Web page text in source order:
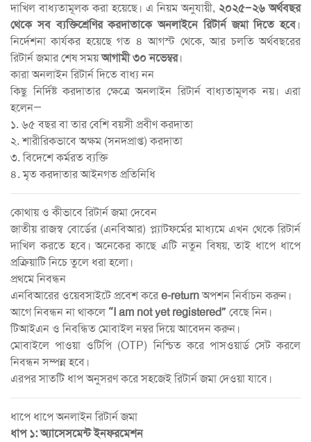
দাখিল বাধ্যতামূলক করা হয়েছে। এ নিয়ম অনুযায়ী, ২০২৫–২৬ অর্থবছর
থেকে সব ব্যক্তিশ্রেণির করদাতাকে অনলাইনে রিটার্ন জমা দিতে হবে।
নির্দেশনা কার্যকর হয়েছে গত ৪ আগস্ট থেকে, আর চলতি অর্থবছরের
রিটার্ন জমার শেষ সময়আগামী ৩০ নভেম্বর।
কারা অনলাইন রিটার্ন দিতে বাধ্য নন
কিছু নির্দিষ্ট করদাতার ক্ষেত্রে অনলাইন রিটার্ন বাধ্যতামূলক নয়। এরা
হলেন—
১. ৬৫ বছর বা তার বেশি বয়সী প্রবীণ করদাতা
২. শারীরিকভাবে অক্ষম (সনদপ্রাপ্ত) করদাতা
৩. বিদেশে কর্মরত ব্যক্তি
৪. মৃত করদাতার আইনগত প্রতিনিধি
কোথায় ও কীভাবে রিটার্ন জমা দেবেন
জাতীয় রাজস্ব বোর্ডের (এনবিআর) প্ল্যাটফর্মের মাধ্যমে এখন থেকে রিটার্ন
দাখিল করতে হবে। অনেকের কাছে এটি নতুন বিষয়, তাই ধাপে ধাপে
প্রক্রিয়াটি নিচে তুলে ধরা হলো।
প্রথমে নিবন্ধন
এনবিআরের ওয়েবসাইটে প্রবেশ করেe-returnঅপশন নির্বাচন করুন।
আগে নিবন্ধন না থাকলে “I am not yet registered” বেছে নিন।
টিআইএন ও নিবন্ধিত মোবাইল নম্বর দিয়ে আবেদন করুন।
মোবাইলে পাওয়া ওটিপি (OTP) নিশ্চিত করে পাসওয়ার্ড সেট করলে
নিবন্ধন সম্পন্ন হবে।
এরপর সাতটি ধাপ অনুসরণ করে সহজেই রিটার্ন জমা দেওয়া যাবে।
ধাপে ধাপে অনলাইন রিটার্ন জমা
ধাপ ১: অ্যাসেসমেন্ট ইনফরমেশন